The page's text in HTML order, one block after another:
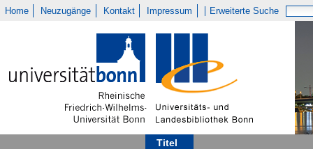
Home Neuzugänge Kontakt Impressum Erweiterte Suche
Titel